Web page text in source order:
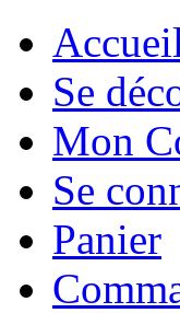
Se
Mon
Se
Panier